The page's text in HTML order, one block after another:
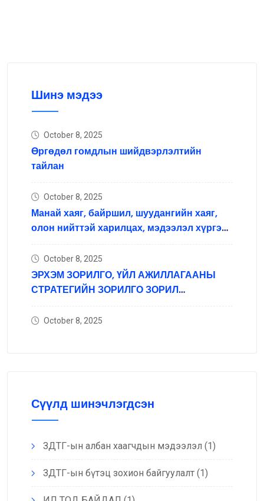
Шинэ мэдээ
October 8, 2025
Өргөдөл гомдлын шийдвэрлэлтийн
тайлан
October 8, 2025
Манай хаяг, байршил, шуудангийн хаяг,
олон нийттэй харилцах, мэдээлэл хүргэх
October 8, 2025
ЭРХЭМ ЗОРИЛГО, ҮЙЛ АЖИЛЛАГААНЫ
СТРАТЕГИЙН ЗОРИЛГО ЗОРИЛ
October 8, 2025
Сүүлд шинэчлэгдсэн
ЗДТГ-ын албан хаагчдын мэдээлэл (1)
ЗДТГ-ын бүтэц зохион байгуулалт (1)